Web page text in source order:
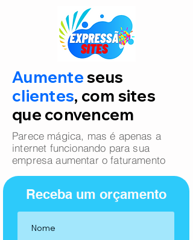
Aumenteseus
clientes, com sites
que convencem
Parece mágica, mas é apenas a
internet funcionando para sua
empresa aumentar o faturamento
Receba um orçamento